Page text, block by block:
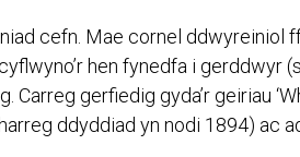
cefn. Mae cornel ddwyreiniol
hen fynedfa i gerddwyr
Carreg gerfiedig gyda’r geiriau
ddyddiad yn nodi 1894) ac